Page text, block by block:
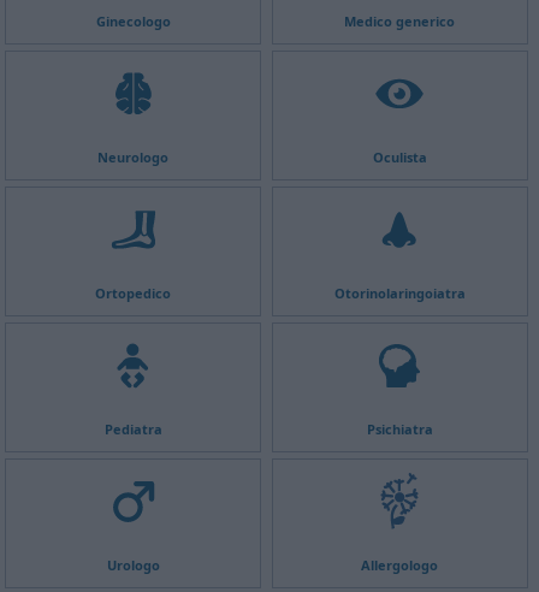
Ginecologo Medico generico
Neurologo Oculista
Ortopedico Otorinolaringoiatra
Pediatra Psichiatra
Urologo Allergologo